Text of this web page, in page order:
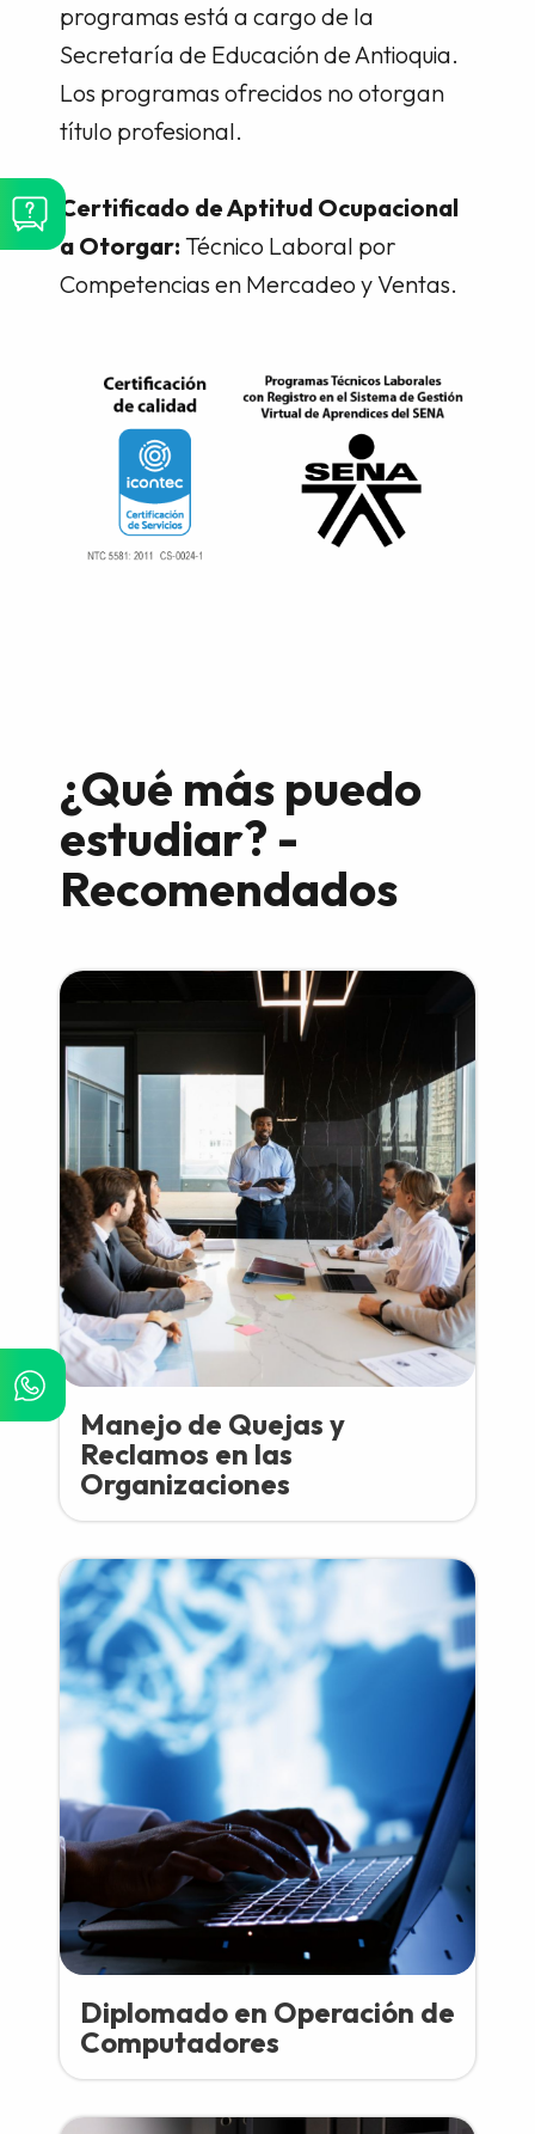
programas está a cargo de la
Secretaría de Educación de Antioquia.
Los programas ofrecidos no otorgan
título profesional.
Certificado de Aptitud Ocupacional
a Otorgar: Técnico Laboral por
Competencias en Mercadeo y Ventas.
¿Qué más puedo
estudiar? -
Recomendados
Manejo de Quejas y
Reclamos en las
Organizaciones
Diplomado en Operación de
Computadores